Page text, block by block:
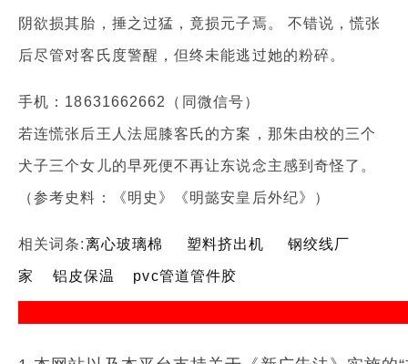
阴欲损其胎，捶之过猛，竟损元子焉。 不错说，慌张
后尽管对客氏度警醒，但终未能逃过她的粉碎。
手机：18631662662（同微信号）
若连慌张后王人法屈膝客氏的方案，那朱由校的三个
犬子三个女儿的早死便不再让东说念主感到奇怪了。
（参考史料：《明史》《明懿安皇后外纪》）
相关词条:离心玻璃棉 塑料挤出机 钢绞线厂
家 铝皮保温 pvc管道管件胶